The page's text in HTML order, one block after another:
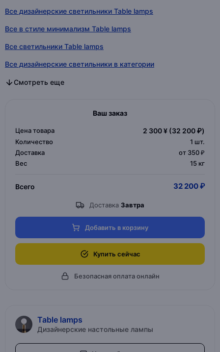
Все дизайнерские светильники Table lamps
Все в стиле минимализм Table lamps
Все светильники Table lamps
Все дизайнерские светильники в категории
Все в стиле минимализм в категории
Все светильники в категории
Смотреть еще
Ваш заказ
Цена товара 2 300 ¥ (32 200 ₽)
Количество 1 шт.
Доставка
от 350 ₽
Вес
15 кг
Всего 32 200 ₽
Доставка Завтра
Добавить в корзину
Купить сейчас
Безопасная оплата онлайн
Table lamps
Дизайнерские настольные лампы